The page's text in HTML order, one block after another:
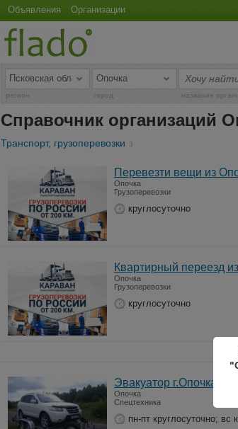
Объявления Организации
регион город название
Справочник организаций
Транспорт, грузоперевозки 3
Перевезти вещи из
Опочка
Грузоперевозки
круглосуточно
Квартирный переезд
Опочка
Грузоперевозки
круглосуточно
Эвакуатор г.Опочка
Опочка
Спецтехника
пн-пт круглосуточно; вс